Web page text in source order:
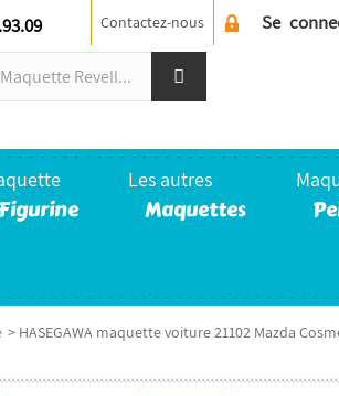
Se
Contactez-nous
Figurine
Les autres
Maquettes
> HASEGAWA maquette voiture 21102 Mazda